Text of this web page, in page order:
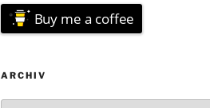
Buy me a coffee
ARCHIV